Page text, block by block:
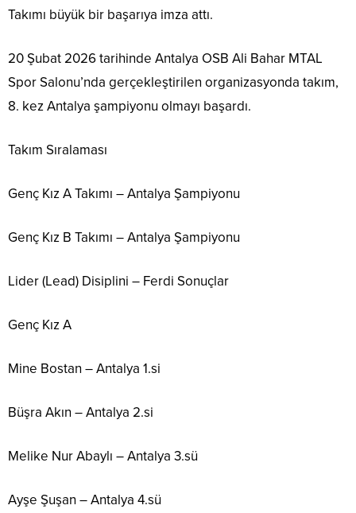
Takımı büyük bir başarıya imza attı.
20 Şubat 2026 tarihinde Antalya OSB Ali Bahar MTAL
Spor Salonu’nda gerçekleştirilen organizasyonda takım,
8. kez Antalya şampiyonu olmayı başardı.
Takım Sıralaması
Genç Kız A Takımı – Antalya Şampiyonu
Genç Kız B Takımı – Antalya Şampiyonu
Lider (Lead) Disiplini – Ferdi Sonuçlar
Genç Kız A
Mine Bostan – Antalya 1.si
Büşra Akın – Antalya 2.si
Melike Nur Abaylı – Antalya 3.sü
Ayşe Şuşan – Antalya 4.sü